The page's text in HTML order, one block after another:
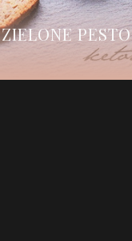
ZIELONE PESTO